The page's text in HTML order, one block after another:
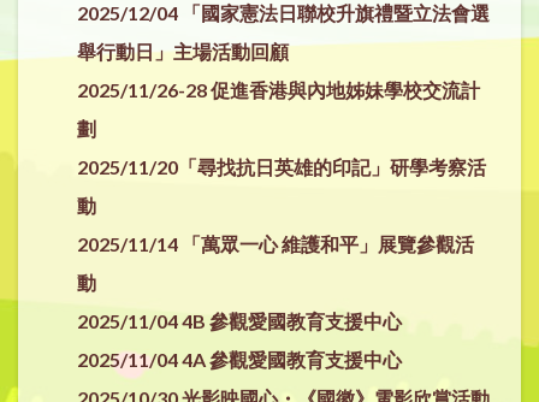
2025/12/04 「國家憲法日聯校升旗禮暨立法會選
舉行動日」主場活動回顧
2025/11/26-28 促進香港與內地姊妹學校交流計
劃
2025/11/20「尋找抗日英雄的印記」研學考察活
動
2025/11/14 「萬眾一心 維護和平」展覽參觀活
動
2025/11/04 4B 參觀愛國教育支援中心
2025/11/04 4A 參觀愛國教育支援中心